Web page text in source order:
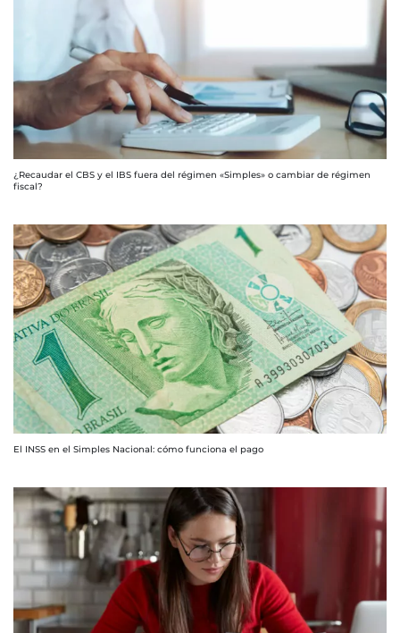
¿Recaudar el CBS y el IBS fuera del régimen «Simples» o cambiar de régimen
fiscal?
El INSS en el Simples Nacional: cómo funciona el pago